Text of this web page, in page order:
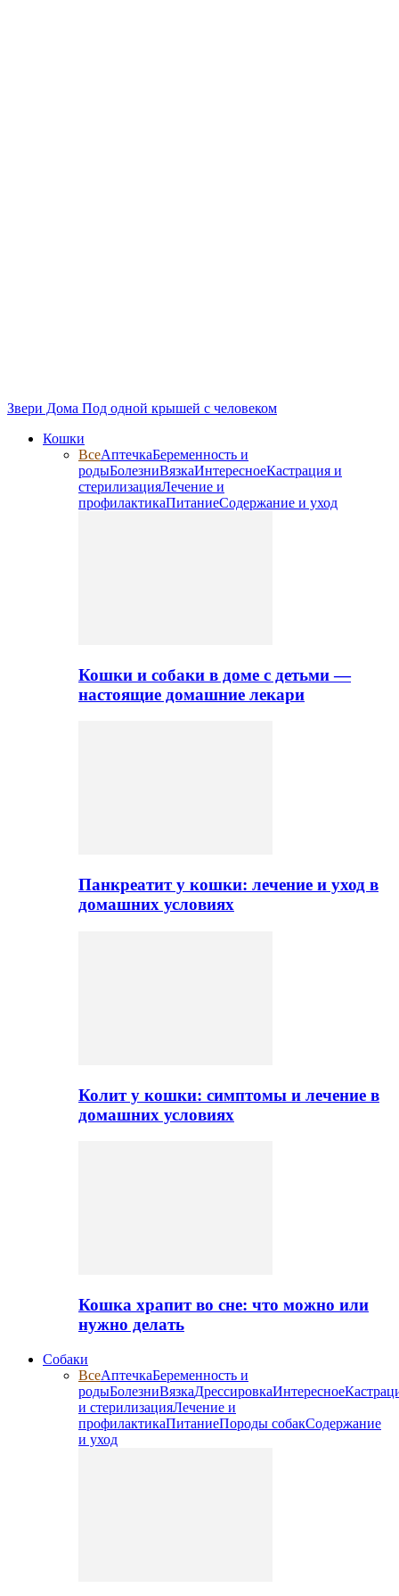
Звери Дома Под одной крышей с человеком
Кошки
ВсеАптечкаБеременность и
родыБолезниВязкаИнтересноеКастрация и
стерилизацияЛечение и
профилактикаПитаниеСодержание и уход
Кошки и собаки в доме с детьми —
настоящие домашние лекари
Панкреатит у кошки: лечение и уход в
домашних условиях
Колит у кошки: симптомы и лечение в
домашних условиях
Кошка храпит во сне: что можно или
нужно делать
Собаки
ВсеАптечкаБеременность и
родыБолезниВязкаДрессировкаИнтересное
и стерилизацияЛечение и
профилактикаПитаниеПороды собакСодержание
и уход